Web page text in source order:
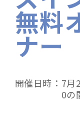
無料
ナー
開催日時： 7月
0の